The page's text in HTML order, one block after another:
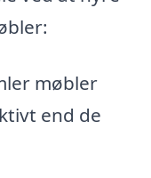
møbler
end de